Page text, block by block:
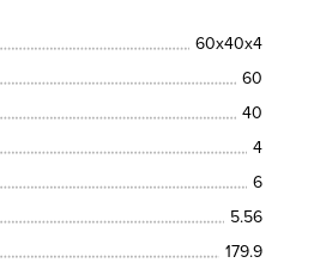
60х40х4
60
40
4
6
5.56
179.9